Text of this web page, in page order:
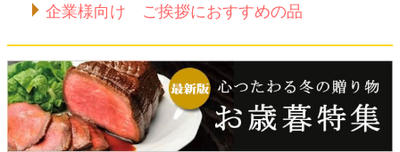
企業様向け ご挨拶におすすめの品